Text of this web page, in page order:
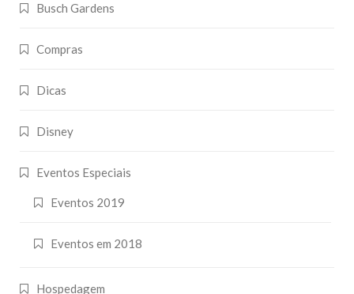
Busch Gardens
Compras
Dicas
Disney
Eventos Especiais
Eventos 2019
Eventos em 2018
Hospedagem